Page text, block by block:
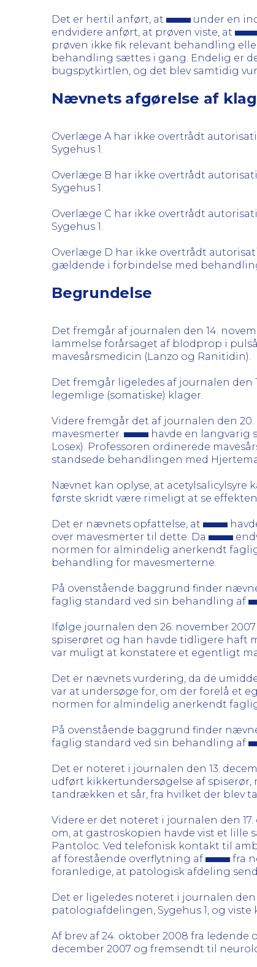
Det er hertil anført, at
under en
endvidere anført, at prøven viste, at
prøven ikke fik relevant behandling
behandling sættes i gang. Endelig er
bugspytkirtlen, og det blev samtidig
Nævnets afgørelse af
Overlæge A har ikke overtrådt
Sygehus 1.
Overlæge B har ikke overtrådt
Sygehus 1.
Overlæge C har ikke overtrådt
Sygehus 1.
Overlæge D har ikke overtrådt
gældende i forbindelse med
Begrundelse
Det fremgår af journalen den 14.
lammelse forårsaget af blodprop i
mavesårsmedicin (Lanzo og Ranitidin).
Det fremgår ligeledes af journalen den
legemlige (somatiske) klager.
Videre fremgår det af journalen den
mavesmerter.
havde en langvarig
Losex). Professoren ordinerede
standsede behandlingen med
Nævnet kan oplyse, at
første skridt være rimeligt at se
Det er nævnets opfattelse, at
over mavesmerter til dette. Da
normen for almindelig anerkendt
behandling for mavesmerterne.
På ovenstående baggrund finder
faglig standard ved sin behandling af
Ifølge journalen den 26. november
spiserøret og han havde tidligere haft
var muligt at konstatere et egentligt
Det er nævnets vurdering, da de
var at undersøge for, om der forelå et
normen for almindelig anerkendt
På ovenstående baggrund finder
faglig standard ved sin behandling af
Det er noteret i journalen den 13.
udført kikkertundersøgelse af
tandrækken et sår, fra hvilket der blev
Videre er det noteret i journalen den
om, at gastroskopien havde vist et lille
Pantoloc. Ved telefonisk kontakt til
af forestående overflytning af
fra
foranledige, at patologisk afdeling
Det er ligeledes noteret i journalen
patologiafdelingen, Sygehus 1, og
Af brev af 24. oktober 2008 fra
december 2007 og fremsendt til